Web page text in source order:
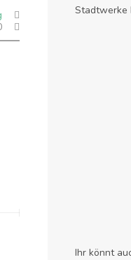
Stadtwerke
Ihr könnt